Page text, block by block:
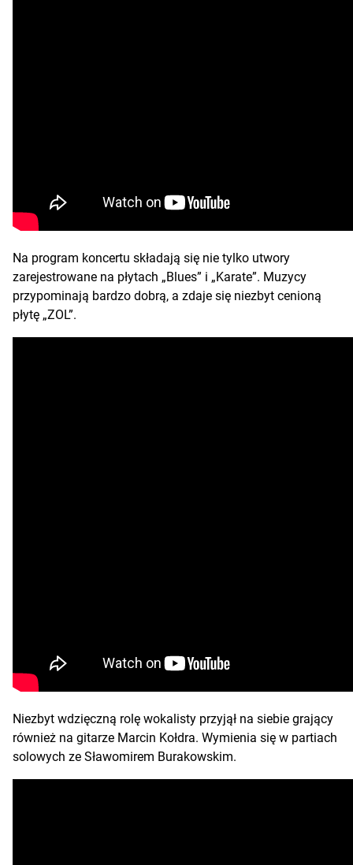
Na program koncertu składają się nie tylko utwory
zarejestrowane na płytach „Blues” i „Karate”. Muzycy
przypominają bardzo dobrą, a zdaje się niezbyt cenioną
płytę „ZOL”.
Niezbyt wdzięczną rolę wokalisty przyjął na siebie grający
również na gitarze Marcin Kołdra. Wymienia się w partiach
solowych ze Sławomirem Burakowskim.